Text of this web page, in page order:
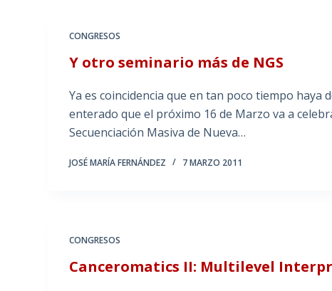
CONGRESOS
Y otro seminario más de NGS
Ya es coincidencia que en tan poco tiempo haya
enterado que el próximo 16 de Marzo va a
Secuenciación Masiva de Nueva…
JOSÉ MARÍA FERNÁNDEZ 7 MARZO 2011
CONGRESOS
Canceromatics II: Multilevel